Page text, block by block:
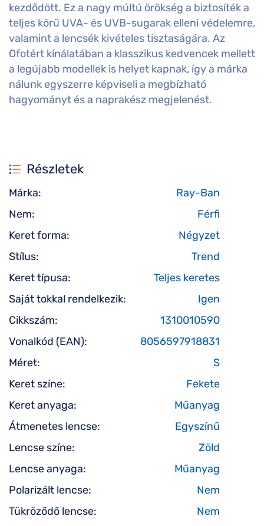
kezdődött. Ez a nagy múltú örökség a biztosíték a
teljes körű UVA- és UVB-sugarak elleni védelemre,
valamint a lencsék kivételes tisztaságára. Az
Ofotért kínálatában a klasszikus kedvencek mellett
a legújabb modellek is helyet kapnak, így a márka
nálunk egyszerre képviseli a megbízható
hagyományt és a naprakész megjelenést.
Részletek
Márka:
Ray-Ban
Nem:
Férfi
Keret forma:
Négyzet
Stílus:
Trend
Keret típusa:
Teljes keretes
Saját tokkal rendelkezik:
Igen
Cikkszám:
1310010590
Vonalkód (EAN):
8056597918831
Méret:
S
Keret színe:
Fekete
Keret anyaga:
Műanyag
Átmenetes lencse:
Egyszínű
Lencse színe:
Zöld
Lencse anyaga:
Műanyag
Polarizált lencse:
Nem
Tükröződő lencse:
Nem